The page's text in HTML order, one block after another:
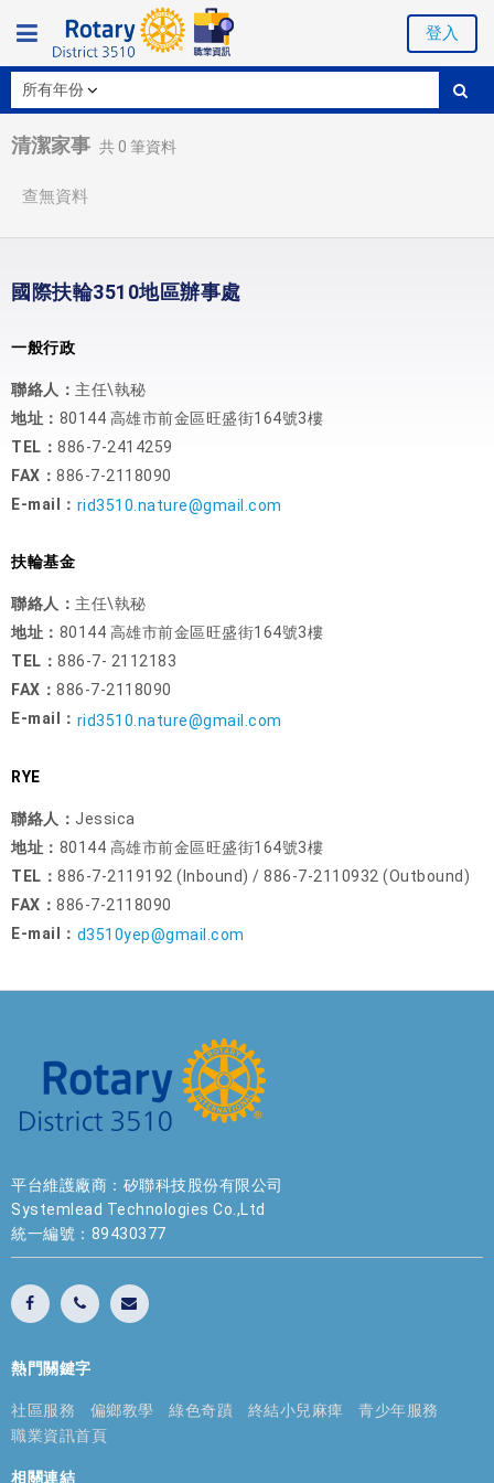
登入
清潔家事 共0 筆資料
查無資料
國際扶輪3510地區辦事處
一般行政
聯絡人： 主任\執秘
地址： 80144 高雄市前金區旺盛街164號3樓
TEL： 886-7-2414259
FAX： 886-7-2118090
E-mail： rid3510.nature@gmail.com
扶輪基金
聯絡人： 主任\執秘
地址： 80144 高雄市前金區旺盛街164號3樓
TEL： 886-7- 2112183
FAX： 886-7-2118090
E-mail： rid3510.nature@gmail.com
RYE
聯絡人： Jessica
地址： 80144 高雄市前金區旺盛街164號3樓
TEL： 886-7-2119192 (Inbound) / 886-7-2110932 (Outbound)
FAX： 886-7-2118090
E-mail： d3510yep@gmail.com
平台維護廠商：矽聯科技股份有限公司
Systemlead Technologies Co.,Ltd
統一編號：89430377
熱門關鍵字
社區服務 偏鄉教學 綠色奇蹟 終結小兒麻痺
青少年服務
職業資訊首頁
相關連結